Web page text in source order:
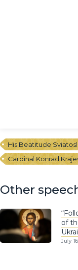
His Beatitude
Cardinal Konrad
Other
of
July 16